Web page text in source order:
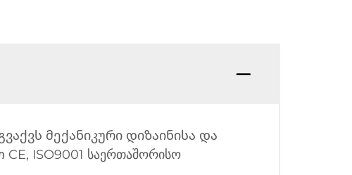
მექანიკური დიზაინისა და
ISO9001 საერთაშორისო